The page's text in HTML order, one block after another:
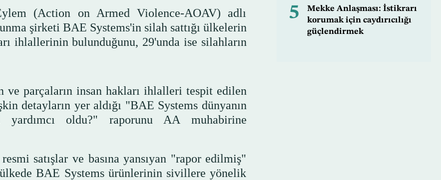
(Action on Armed Violence-AOAV) adlı
şirketi BAE Systems'in silah sattığı ülkelerin
ihlallerinin bulunduğunu, 29'unda ise silahların
parçaların insan hakları ihlalleri tespit edilen
detayların yer aldığı "BAE Systems dünyanın
yardımcı oldu?" raporunu AA muhabirine
satışlar ve basına yansıyan "rapor edilmiş"
BAE Systems ürünlerinin sivillere yönelik
5
Mekke Anlaşması: İstikrarı
korumak için caydırıcılığı
güçlendirmek